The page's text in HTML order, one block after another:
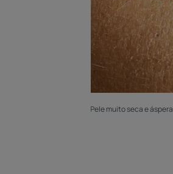
Pele muito seca e áspera